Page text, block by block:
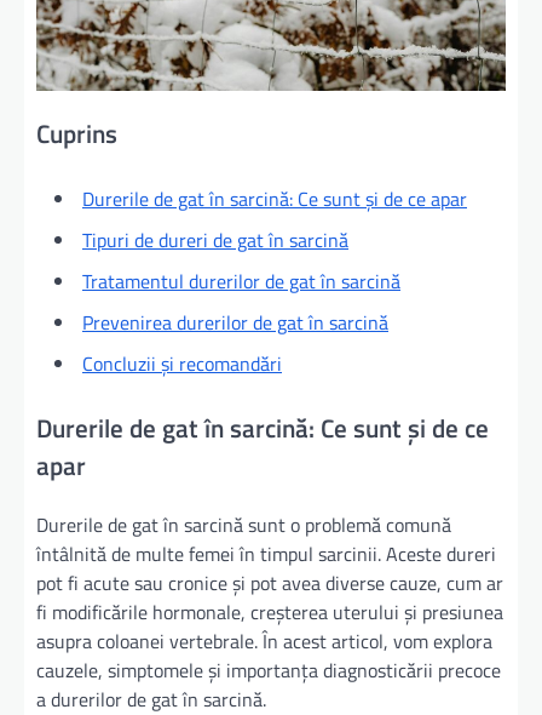
Cuprins
Durerile de gat în sarcină: Ce sunt și de ce apar
Tipuri de dureri de gat în sarcină
Tratamentul durerilor de gat în sarcină
Prevenirea durerilor de gat în sarcină
Concluzii și recomandări
Durerile de gat în sarcină: Ce sunt și de ce
apar
Durerile de gat în sarcină sunt o problemă comună
întâlnită de multe femei în timpul sarcinii. Aceste dureri
pot fi acute sau cronice și pot avea diverse cauze, cum ar
fi modificările hormonale, creșterea uterului și presiunea
asupra coloanei vertebrale. În acest articol, vom explora
cauzele, simptomele și importanța diagnosticării precoce
a durerilor de gat în sarcină.